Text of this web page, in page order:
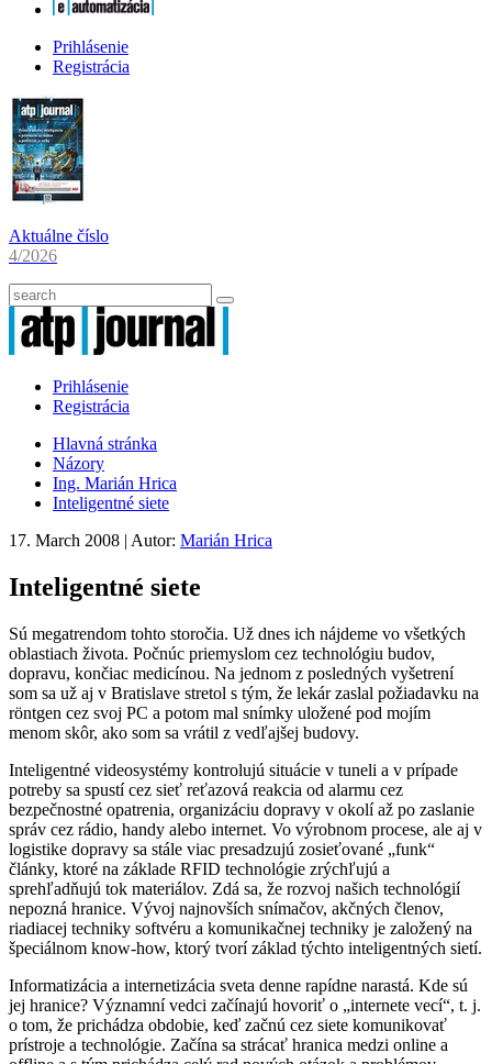
Prihlásenie
Registrácia
Aktuálne číslo
4/2026
Prihlásenie
Registrácia
Hlavná stránka
Názory
Ing. Marián Hrica
Inteligentné siete
17. March 2008 | Autor: Marián Hrica
Inteligentné siete
Sú megatrendom tohto storočia. Už dnes ich nájdeme vo všetkých
oblastiach života. Počnúc priemyslom cez technológiu budov,
dopravu, končiac medicínou. Na jednom z posledných vyšetrení
som sa už aj v Bratislave stretol s tým, že lekár zaslal požiadavku na
röntgen cez svoj PC a potom mal snímky uložené pod mojím
menom skôr, ako som sa vrátil z vedľajšej budovy.
Inteligentné videosystémy kontrolujú situácie v tuneli a v prípade
potreby sa spustí cez sieť reťazová reakcia od alarmu cez
bezpečnostné opatrenia, organizáciu dopravy v okolí až po zaslanie
správ cez rádio, handy alebo internet. Vo výrobnom procese, ale aj v
logistike dopravy sa stále viac presadzujú zosieťované „funk“
články, ktoré na základe RFID technológie zrýchľujú a
sprehľadňujú tok materiálov. Zdá sa, že rozvoj našich technológií
nepozná hranice. Vývoj najnovších snímačov, akčných členov,
riadiacej techniky softvéru a komunikačnej techniky je založený na
špeciálnom know-how, ktorý tvorí základ týchto inteligentných sietí.
Informatizácia a internetizácia sveta denne rapídne narastá. Kde sú
jej hranice? Významní vedci začínajú hovoriť o „internete vecí“, t. j.
o tom, že prichádza obdobie, keď začnú cez siete komunikovať
prístroje a technológie. Začína sa strácať hranica medzi online a